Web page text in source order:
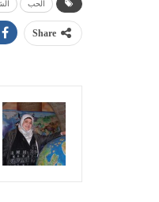
الحب
Share